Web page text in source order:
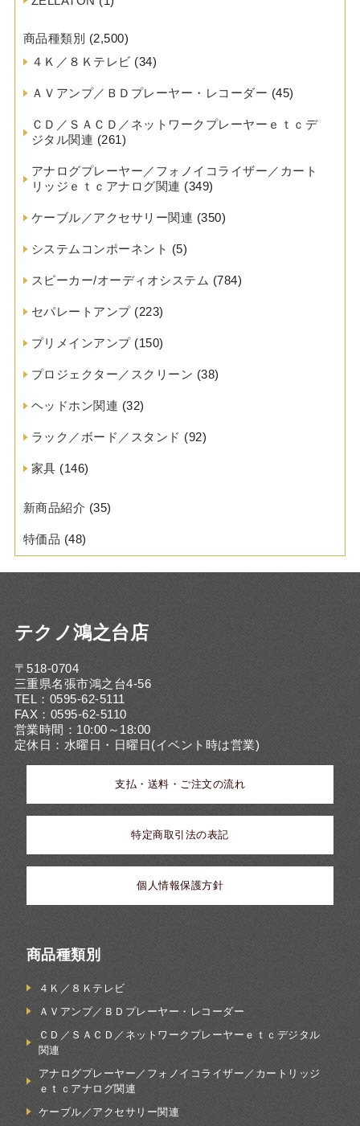
商品種類別 (2,500)
４Ｋ／８Ｋテレビ (34)
ＡＶアンプ／ＢＤプレーヤー・レコーダー (45)
ＣＤ／ＳＡＣＤ／ネットワークプレーヤーｅｔｃデ
ジタル関連 (261)
アナログプレーヤー／フォノイコライザー／カート
リッジｅｔｃアナログ関連 (349)
ケーブル／アクセサリー関連 (350)
システムコンポーネント (5)
スピーカー/オーディオシステム (784)
セパレートアンプ(223)
プリメインアンプ(150)
プロジェクター／スクリーン (38)
ヘッドホン関連 (32)
ラック／ボード／スタンド (92)
家具 (146)
新商品紹介 (35)
特価品 (48)
テクノ鴻之台店
〒518-0704
三重県名張市鴻之台4-56
TEL：0595-62-5111
FAX：0595-62-5110
営業時間：10:00～18:00
定休日：水曜日・日曜日(イベント時は営業)
支払・送料・ご注文の流れ
特定商取引法の表記
個人情報保護方針
商品種類別
４Ｋ／８Ｋテレビ
ＡＶアンプ／ＢＤプレーヤー・レコーダー
ＣＤ／ＳＡＣＤ／ネットワークプレーヤーｅｔｃデジタル
関連
アナログプレーヤー／フォノイコライザー／カートリッジ
ｅｔｃアナログ関連
ケーブル／アクセサリー関連